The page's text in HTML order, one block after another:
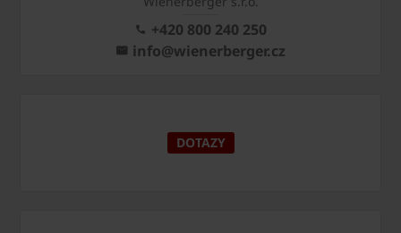
+420 800 240 250
info@wienerberger.cz
DOTAZY